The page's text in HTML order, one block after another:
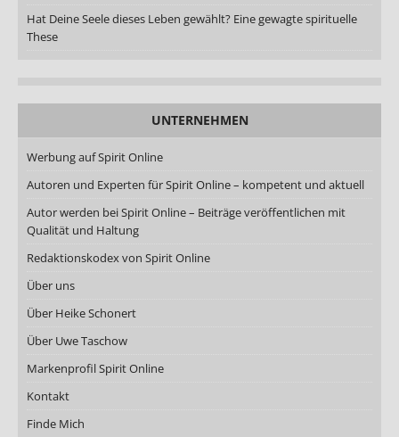
Hat Deine Seele dieses Leben gewählt? Eine gewagte spirituelle
These
UNTERNEHMEN
Werbung auf Spirit Online
Autoren und Experten für Spirit Online – kompetent und aktuell
Autor werden bei Spirit Online – Beiträge veröffentlichen mit
Qualität und Haltung
Redaktionskodex von Spirit Online
Über uns
Über Heike Schonert
Über Uwe Taschow
Markenprofil Spirit Online
Kontakt
Finde Mich